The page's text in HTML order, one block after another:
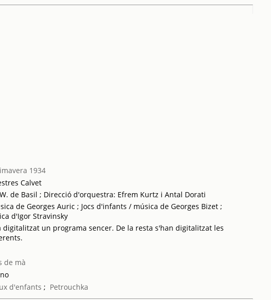
1934
Calvet
de Basil ; Direcció d'orquestra: Efrem Kurtz i Antal Dorati
de Georges Auric ; Jocs d'infants / música de Georges Bizet ;
d'Igor Stravinsky
digitalitzat un programa sencer. De la resta s'han digitalitzat les
de mà
d'enfants ; Petrouchka